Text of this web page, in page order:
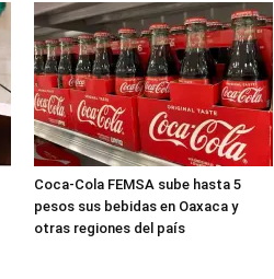
Coca-Cola FEMSA sube hasta 5
pesos sus bebidas en Oaxaca y
otras regiones del país